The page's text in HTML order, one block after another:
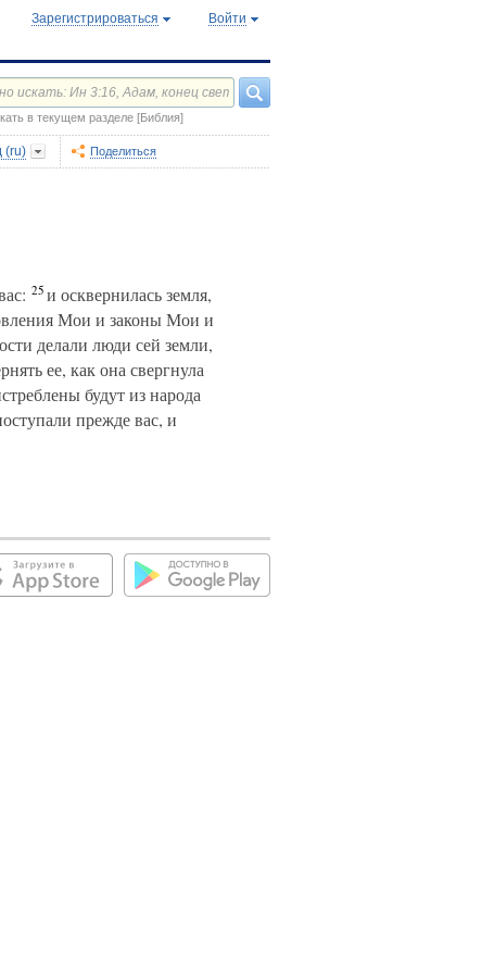
Зарегистрироваться Войти
в текущем разделе [Библия]
(ru) Поделиться
25и осквернилась земля,
Мои и законы Мои и
делали люди сей земли,
ее, как она свергнула
будут из народа
прежде вас, и